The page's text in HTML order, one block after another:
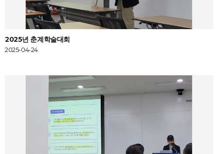
2025년 춘계학술대회
2025-04-24